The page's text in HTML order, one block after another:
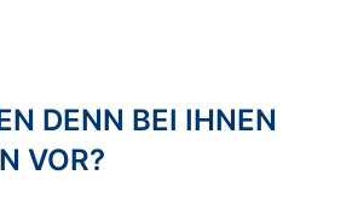
DENN BEI IHNEN
VOR?